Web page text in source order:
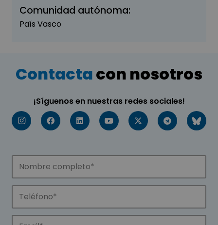
Comunidad autónoma:
País Vasco
Contactacon nosotros
¡Síguenos en nuestras redes sociales!